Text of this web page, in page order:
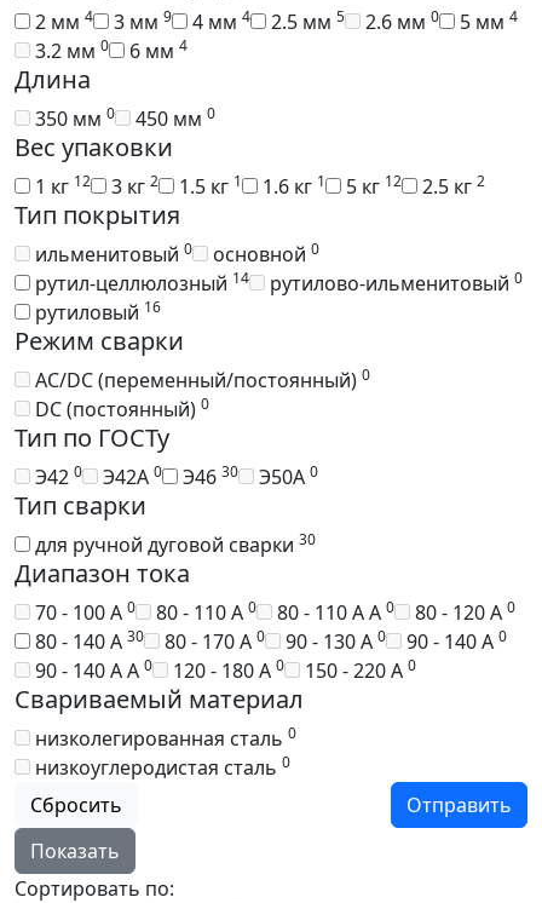
2 мм 4 3 мм 9 4 мм 4 2.5 мм 5 2.6 мм 0 5 мм 4
3.2 мм 0 6 мм 4
Длина
350 мм 0 450 мм 0
Вес упаковки
1 кг 12 3 кг 2 1.5 кг 1 1.6 кг 1 5 кг 12 2.5 кг 2
Тип покрытия
ильменитовый 0 основной 0
рутил-целлюлозный 14 рутилово-ильменитовый 0
рутиловый 16
Режим сварки
AC/DC (переменный/постоянный) 0
DC (постоянный) 0
Тип по ГОСТу
Э42 0 Э42А 0 Э46 30 Э50А 0
Тип сварки
для ручной дуговой сварки 30
Диапазон тока
70 - 100 А 0 80 - 110 А 0 80 - 110 А А 0 80 - 120 А 0
80 - 140 А 30 80 - 170 А 0 90 - 130 А 0 90 - 140 А 0
90 - 140 А А 0 120 - 180 А 0 150 - 220 А 0
Свариваемый материал
низколегированная сталь 0
низкоуглеродистая сталь 0
Сбросить
Отправить
Показать
Сортировать по: